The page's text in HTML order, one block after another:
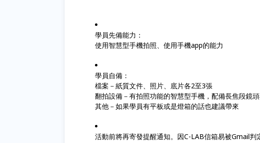
學員先備能力：
使用智慧型手機拍照、使用手機app的能力
學員自備：
檔案－紙質文件、照片、底片各2至3張
翻拍設備－有拍照功能的智慧型手機，配備長焦段鏡
其他－如果學員有平板或是燈箱的話也建議帶來
活動前將再寄發提醒通知。因C-LAB信箱易被Gmail判